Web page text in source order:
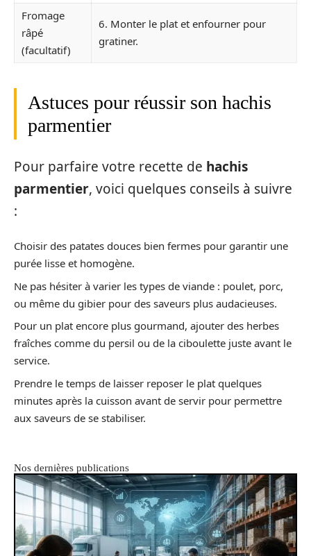
Fromage
râpé
(facultatif)
6. Monter le plat et enfourner pour
gratiner.
Astuces pour réussir son hachis
parmentier
Pour parfaire votre recette de hachis
parmentier, voici quelques conseils à suivre
:
Choisir des patates douces bien fermes pour garantir une
purée lisse et homogène.
Ne pas hésiter à varier les types de viande : poulet, porc,
ou même du gibier pour des saveurs plus audacieuses.
Pour un plat encore plus gourmand, ajouter des herbes
fraîches comme du persil ou de la ciboulette juste avant le
service.
Prendre le temps de laisser reposer le plat quelques
minutes après la cuisson avant de servir pour permettre
aux saveurs de se stabiliser.
Nos dernières publications